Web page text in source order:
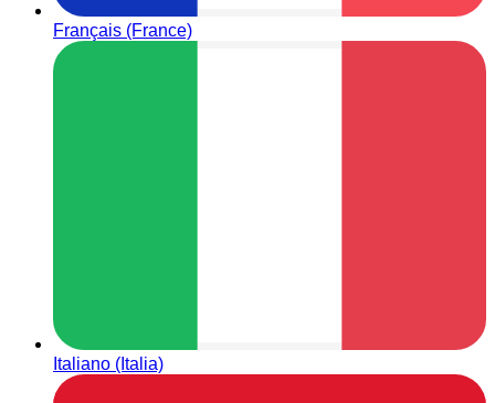
Français (France)
Italiano (Italia)